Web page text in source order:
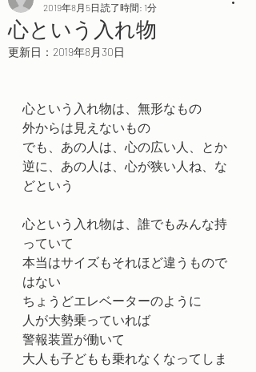
心という入れ物
2019年8月5日 読了時間: 1分
更新日： 2019年8月30日
心という入れ物は、無形なもの
外からは見えないもの
でも、あの人は、心の広い人、とか
逆に、あの人は、心が狭い人ね、な
どという
心という入れ物は、誰でもみんな持
っていて
本当はサイズもそれほど違うもので
はない
ちょうどエレベーターのように
人が大勢乗っていれば
警報装置が働いて
大人も子どもも乗れなくなってしま